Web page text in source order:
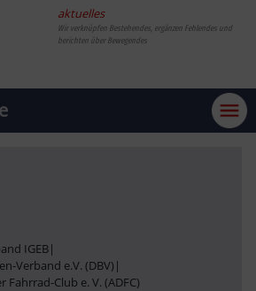
aktuelles
Wir verknüpfen Bestehendes, ergänzen Fehlendes und
berichten über Bewegendes
IGEB|
Verband e.V. (DBV) |
Club e. V. (ADFC)